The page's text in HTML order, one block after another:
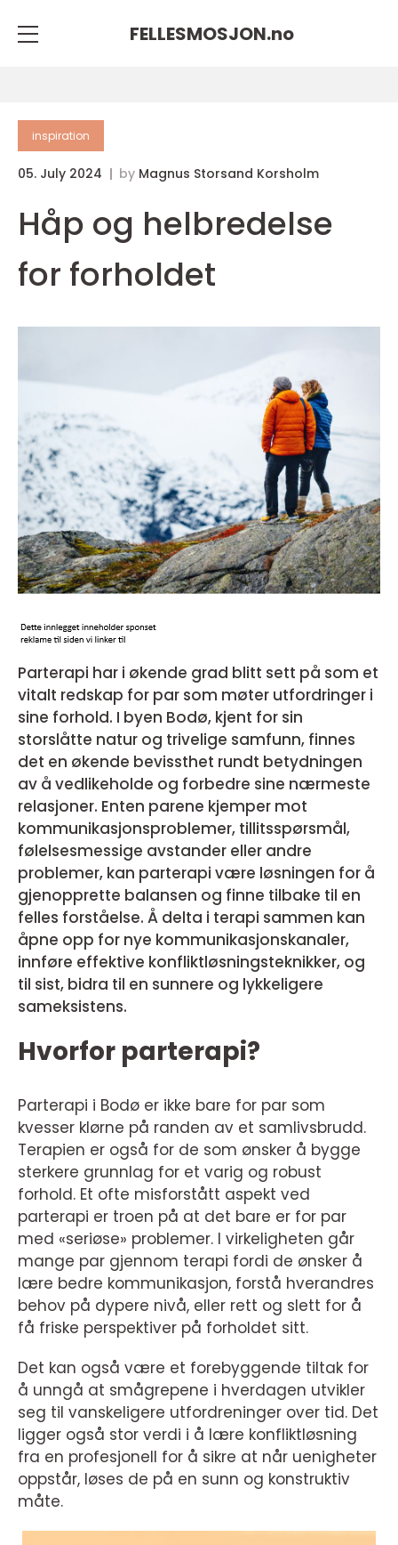
FELLESMOSJON.no
inspiration
05. July 2024 by Magnus Storsand Korsholm
Håp og helbredelse
for forholdet
Parterapi har i økende grad blitt sett på som et
vitalt redskap for par som møter utfordringer i
sine forhold. I byen Bodø, kjent for sin
storslåtte natur og trivelige samfunn, finnes
det en økende bevissthet rundt betydningen
av å vedlikeholde og forbedre sine nærmeste
relasjoner. Enten parene kjemper mot
kommunikasjonsproblemer, tillitsspørsmål,
følelsesmessige avstander eller andre
problemer, kan parterapi være løsningen for å
gjenopprette balansen og finne tilbake til en
felles forståelse. Å delta i terapi sammen kan
åpne opp for nye kommunikasjonskanaler,
innføre effektive konfliktløsningsteknikker, og
til sist, bidra til en sunnere og lykkeligere
sameksistens.
Hvorfor parterapi?
Parterapi i Bodø er ikke bare for par som
kvesser klørne på randen av et samlivsbrudd.
Terapien er også for de som ønsker å bygge
sterkere grunnlag for et varig og robust
forhold. Et ofte misforstått aspekt ved
parterapi er troen på at det bare er for par
med «seriøse» problemer. I virkeligheten går
mange par gjennom terapi fordi de ønsker å
lære bedre kommunikasjon, forstå hverandres
behov på dypere nivå, eller rett og slett for å
få friske perspektiver på forholdet sitt.
Det kan også være et forebyggende tiltak for
å unngå at smågrepene i hverdagen utvikler
seg til vanskeligere utfordreninger over tid. Det
ligger også stor verdi i å lære konfliktløsning
fra en profesjonell for å sikre at når uenigheter
oppstår, løses de på en sunn og konstruktiv
måte.